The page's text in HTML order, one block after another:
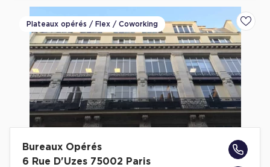
Plateaux opérés / Flex / Coworking
Bureaux Opérés
6 Rue D'Uzes 75002 Paris